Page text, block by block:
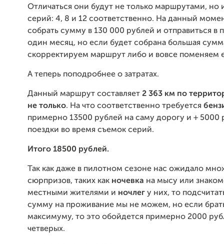
Отличаться они будут не только маршрутами, но
серий: 4, 8 и 12 соответственно. На данный
собрать сумму в 130 000 рублей и отправиться в
один месяц, но если будет собрана большая
скорректируем маршрут либо и вовсе поменяем
А теперь поподробнее о затратах.
Данный маршрут составляет 2 363 км по
не только. На что соответственно требуется
примерно 13500 рублей на саму дорогу и + 5000
поездки во время съемок серий.
Итого 18500 рублей.
Так как даже в пилотном сезоне нас ожидало
сюрпризов, таких как ночевка на мысу или
местными жителями и ночлег у них, то
сумму на проживание мы не можем, но если
максимуму, то это обойдется примерно 2000
четверых.